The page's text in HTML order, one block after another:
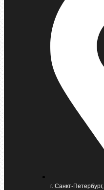
г. Санкт-Петербург,